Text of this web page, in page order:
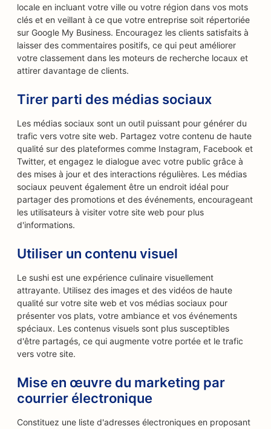
locale en incluant votre ville ou votre région dans vos mots
clés et en veillant à ce que votre entreprise soit répertoriée
sur Google My Business. Encouragez les clients satisfaits à
laisser des commentaires positifs, ce qui peut améliorer
votre classement dans les moteurs de recherche locaux et
attirer davantage de clients.
Tirer parti des médias sociaux
Les médias sociaux sont un outil puissant pour générer du
trafic vers votre site web. Partagez votre contenu de haute
qualité sur des plateformes comme Instagram, Facebook et
Twitter, et engagez le dialogue avec votre public grâce à
des mises à jour et des interactions régulières. Les médias
sociaux peuvent également être un endroit idéal pour
partager des promotions et des événements, encourageant
les utilisateurs à visiter votre site web pour plus
d'informations.
Utiliser un contenu visuel
Le sushi est une expérience culinaire visuellement
attrayante. Utilisez des images et des vidéos de haute
qualité sur votre site web et vos médias sociaux pour
présenter vos plats, votre ambiance et vos événements
spéciaux. Les contenus visuels sont plus susceptibles
d'être partagés, ce qui augmente votre portée et le trafic
vers votre site.
Mise en œuvre du marketing par
courrier électronique
Constituez une liste d'adresses électroniques en proposant